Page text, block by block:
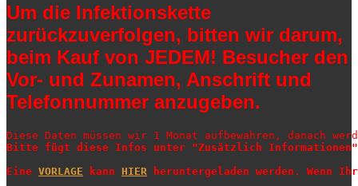
Um die Infektionskette
zurückzuverfolgen, bitten wir darum,
beim Kauf von JEDEM! Besucher den
Vor- und Zunamen, Anschrift und
Telefonnummer anzugeben.
Bitte fügt diese Infos unter "Zusätzlich Informationen" bei
Eine VORLAGE kann HIER